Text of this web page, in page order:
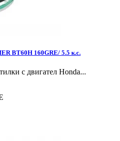
BT60H 160GRE/ 5.5 к.с.
с двигател Honda...